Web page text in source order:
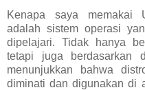
Kenapa saya memakai
adalah sistem operasi
dipelajari. Tidak hanya
tetapi juga berdasarkan
menunjukkan bahwa
diminati dan digunakan di